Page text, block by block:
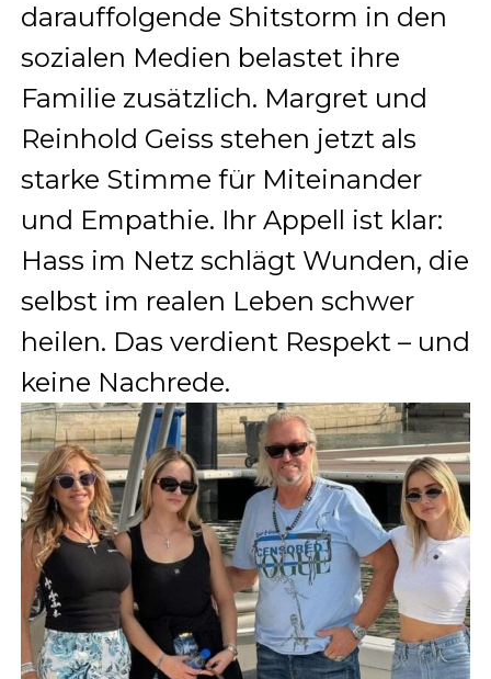
darauffolgende Shitstorm in den
sozialen Medien belastet ihre
Familie zusätzlich. Margret und
Reinhold Geiss stehen jetzt als
starke Stimme für Miteinander
und Empathie. Ihr Appell ist klar:
Hass im Netz schlägt Wunden, die
selbst im realen Leben schwer
heilen. Das verdient Respekt – und
keine Nachrede.